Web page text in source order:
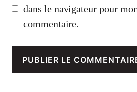
dans le navigateur pour
commentaire.